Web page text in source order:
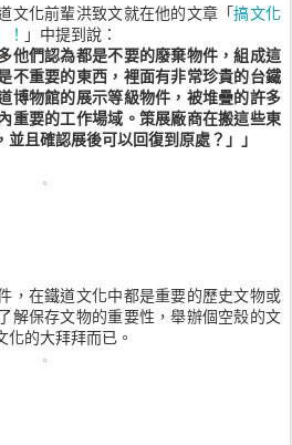
文化前輩洪致文就在他的文章「搞文化
」中提到說：
他們認為都是不要的廢棄物件，組成這
不重要的東西，裡面有非常珍貴的台鐵
博物館的展示等級物件，被堆疊的許多
重要的工作場域。策展廠商在搬這些東
且確認展後可以回復到原處？」」
，在鐵道文化中都是重要的歷史文物或
解保存文物的重要性，舉辦個空殼的文
的大拜拜而已。